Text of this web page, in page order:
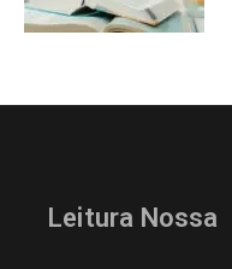
Leitura Nossa